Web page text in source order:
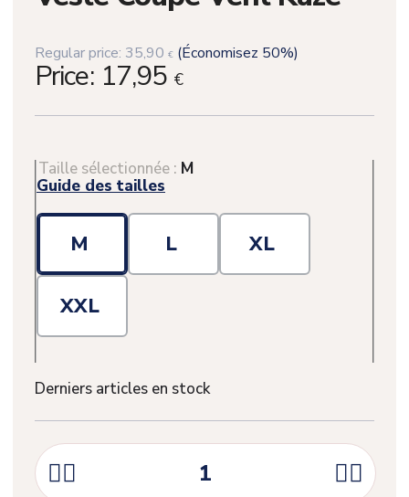
Regular price: 35,90 € (Économisez 50%)
Price: 17,95 €
Taille sélectionnée : M
Guide des tailles
M L XL
XXL
Derniers articles en stock
 